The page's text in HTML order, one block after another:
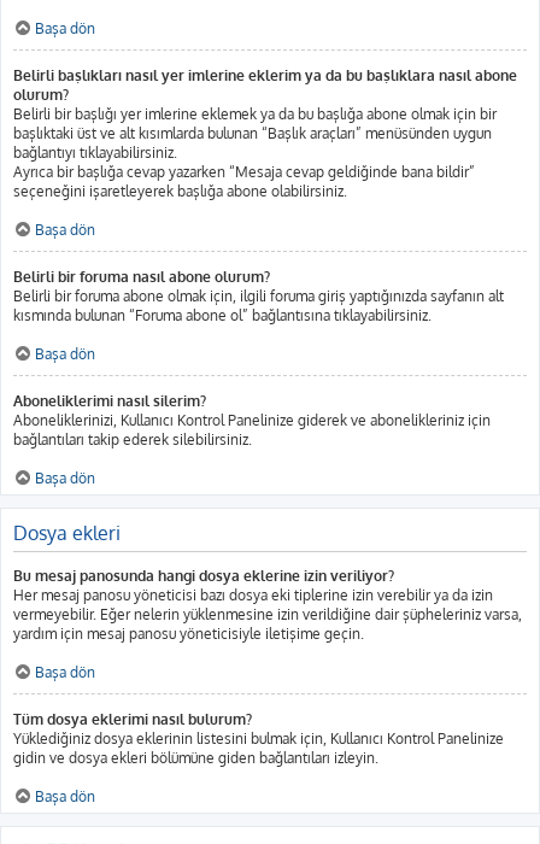
Başa dön
Belirli başlıkları nasıl yer imlerine eklerim ya da bu başlıklara nasıl abone
olurum?
Belirli bir başlığı yer imlerine eklemek ya da bu başlığa abone olmak için bir
başlıktaki üst ve alt kısımlarda bulunan “Başlık araçları” menüsünden uygun
bağlantıyı tıklayabilirsiniz.
Ayrıca bir başlığa cevap yazarken “Mesaja cevap geldiğinde bana bildir”
seçeneğini işaretleyerek başlığa abone olabilirsiniz.
Başa dön
Belirli bir foruma nasıl abone olurum?
Belirli bir foruma abone olmak için, ilgili foruma giriş yaptığınızda sayfanın alt
kısmında bulunan “Foruma abone ol” bağlantısına tıklayabilirsiniz.
Başa dön
Aboneliklerimi nasıl silerim?
Aboneliklerinizi, Kullanıcı Kontrol Panelinize giderek ve abonelikleriniz için
bağlantıları takip ederek silebilirsiniz.
Başa dön
Dosya ekleri
Bu mesaj panosunda hangi dosya eklerine izin veriliyor?
Her mesaj panosu yöneticisi bazı dosya eki tiplerine izin verebilir ya da izin
vermeyebilir. Eğer nelerin yüklenmesine izin verildiğine dair şüpheleriniz varsa,
yardım için mesaj panosu yöneticisiyle iletişime geçin.
Başa dön
Tüm dosya eklerimi nasıl bulurum?
Yüklediğiniz dosya eklerinin listesini bulmak için, Kullanıcı Kontrol Panelinize
gidin ve dosya ekleri bölümüne giden bağlantıları izleyin.
Başa dön